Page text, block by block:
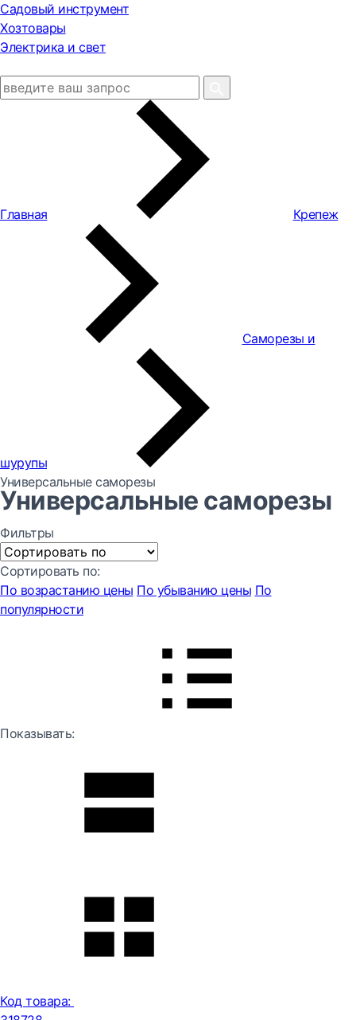
Садовый инструмент
Хозтовары
Электрика и свет
Главная Крепеж
Саморезы и
шурупы
Универсальные саморезы
Универсальные саморезы
Фильтры
Сортировать по:
По возрастанию цены По убыванию цены По
популярности
Показывать:
Код товара: